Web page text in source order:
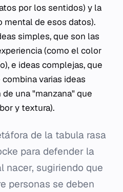
por los sentidos) y la
mental de esos datos).
simples, que son las
(como el color
e ideas complejas, que
varias ideas
una "manzana" que
y textura).
de la tabula rasa
para defender la
nacer, sugiriendo que
personas se deben